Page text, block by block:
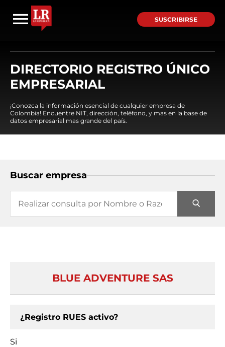
SUSCRIBIRSE
DIRECTORIO REGISTRO ÚNICO
EMPRESARIAL
¡Conozca la información esencial de cualquier empresa de
Colombia! Encuentre NIT, dirección, teléfono, y mas en la base de
datos empresarial mas grande del país.
Buscar empresa
BLUE ADVENTURE SAS
¿Registro RUES activo?
Si